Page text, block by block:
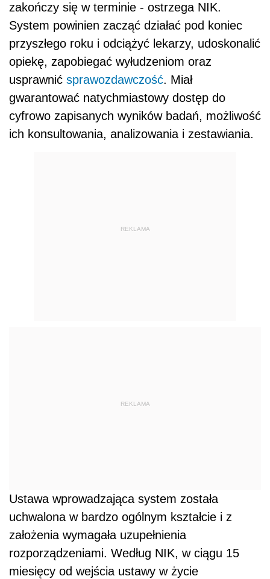
zakończy się w terminie - ostrzega NIK.
System powinien zacząć działać pod koniec
przyszłego roku i odciążyć lekarzy, udoskonalić
opiekę, zapobiegać wyłudzeniom oraz
usprawnić sprawozdawczość. Miał
gwarantować natychmiastowy dostęp do
cyfrowo zapisanych wyników badań, możliwość
ich konsultowania, analizowania i zestawiania.
REKLAMA
REKLAMA
Ustawa wprowadzająca system została
uchwalona w bardzo ogólnym kształcie i z
założenia wymagała uzupełnienia
rozporządzeniami. Według NIK, w ciągu 15
miesięcy od wejścia ustawy w życie